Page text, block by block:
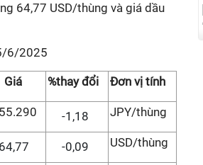
64,77 USD/thùng và giá dầu
6/2025
Giá %thay đổi Đơn vị tính
55.290 -1,18 JPY/thùng
64,77 -0,09 USD/thùng